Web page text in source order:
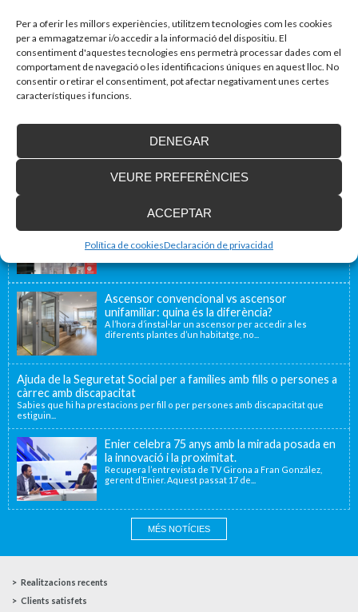
Per a oferir les millors experiències, utilitzem tecnologies com les cookies
per a emmagatzemar i/o accedir a la informació del dispositiu. El
consentiment d'aquestes tecnologies ens permetrà processar dades com el
comportament de navegació o les identificacions úniques en aquest lloc. No
consentir o retirar el consentiment, pot afectar negativament unes certes
característiques i funcions.
ACCEPTAR
DENEGAR
VEURE PREFERÈNCIES
Política de cookiesDeclaración de privacidad
Nova seu d’Enier a la Comunitat Valenciana
Fa uns mesos vam traslladar la nostra delegació de
València a una nova ubicació...
Ascensor convencional vs ascensor
unifamiliar: quina és la diferència?
A l’hora d’instal·lar un ascensor per accedir a les
diferents plantes d’un habitatge, no...
Ajuda de la Seguretat Social per a famílies amb fills o persones a
càrrec amb discapacitat
Sabies que hi ha prestacions per fill o per persones amb discapacitat que
estiguin...
Enier celebra 75 anys amb la mirada posada en
la innovació i la proximitat.
Recupera l’entrevista de TV Girona a Fran González,
gerent d’Enier. Aquest passat 17 de...
MÉS NOTÍCIES
Realitzacions recents
Clients satisfets